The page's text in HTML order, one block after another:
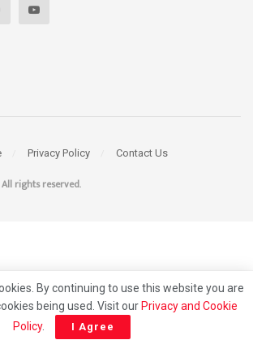
Privacy Policy Contact Us
rights reserved.
By continuing to use this website you are
being used. Visit our Privacy and Cookie
Policy. I Agree